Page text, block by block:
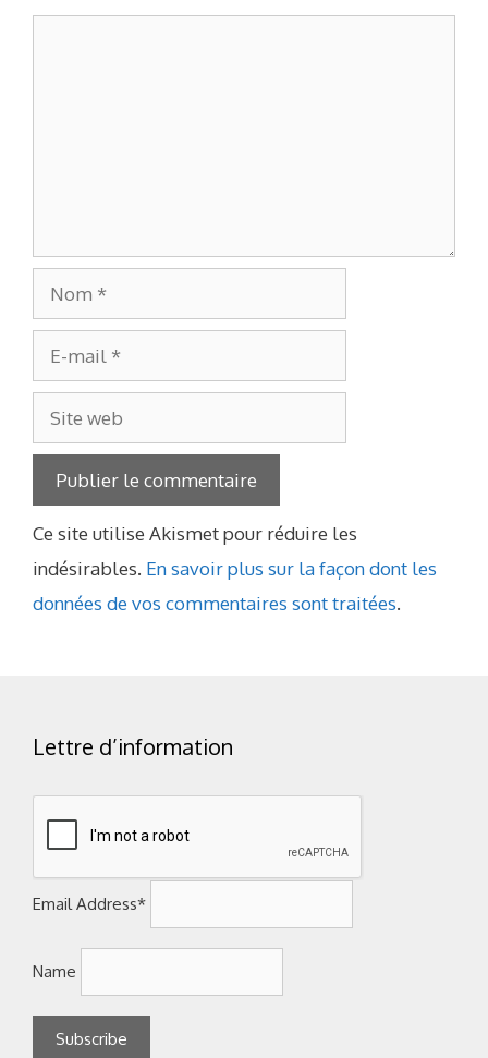
Nom
mail
Site
web
Ce site utilise Akismet pour réduire les
indésirables. En savoir plus sur la façon dont les
données de vos commentaires sont traitées.
Lettre d’information
Email Address*
Name